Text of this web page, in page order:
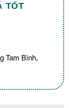
TỐT
Tam Bình,